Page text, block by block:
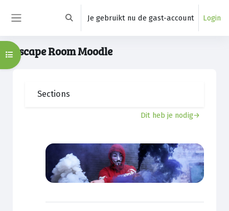
Schakel zoek invoer
Je gebruikt nu de gast-account Login
Escape Room Moodle
Belangrijkste inhoudsblokken
Open cursusindex
Sectieoverzicht
Sections
→
Dit heb je nodig